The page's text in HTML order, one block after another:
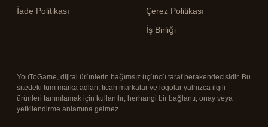
İade Politikası Çerez Politikası
İş Birliği
YouToGame, dijital ürünlerin bağımsız üçüncü taraf perakendecisidir. Bu
sitedeki tüm marka adları, ticari markalar ve logolar yalnızca ilgili
ürünleri tanımlamak için kullanılır; herhangi bir bağlantı, onay veya
yetkilendirme anlamına gelmez.